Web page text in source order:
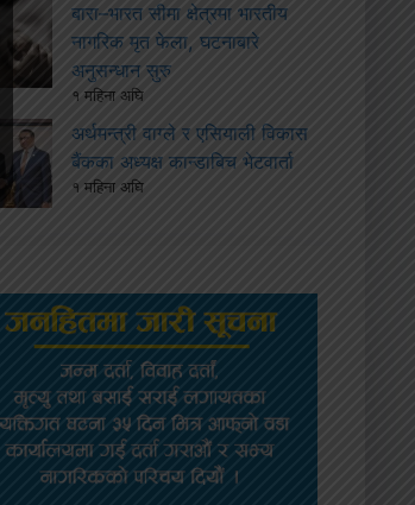
बारा–भारत सीमा क्षेत्रमा भारतीय
नागरिक मृत फेला, घटनाबारे
अनुसन्धान सुरु
१ महिना अघि
अर्थमन्त्री वाग्ले र एसियाली विकास
बैंकका अध्यक्ष कान्डाबिच भेटवार्ता
१ महिना अघि